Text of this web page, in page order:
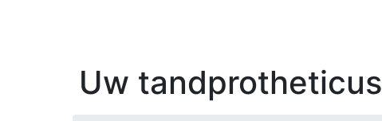
Uw tandprotheticus